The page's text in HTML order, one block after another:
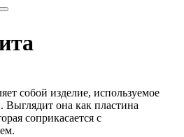
собой изделие, используемое
Выглядит она как пластина
соприкасается с